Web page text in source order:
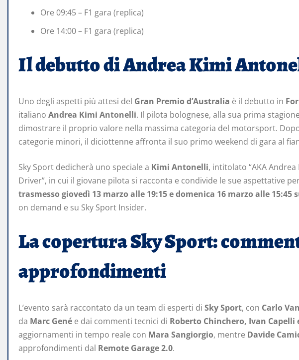
Ore 09:45 – F1 gara (replica)
Ore 14:00 – F1 gara (replica)
Il debutto di Andrea Kimi
Uno degli aspetti più attesi del Gran Premio d’Australia è il debutto in
italiano Andrea Kimi Antonelli. Il pilota bolognese, alla sua prima
dimostrare il proprio valore nella massima categoria del motorsport.
categorie minori, il diciottenne affronta il suo primo weekend di gara al
Sky Sport dedicherà uno speciale a Kimi Antonelli, intitolato “AKA
Driver”, in cui il giovane pilota si racconta e condivide le sue aspettative
trasmesso giovedì 13 marzo alle 19:15 e domenica 16 marzo alle 15:45
on demand e su Sky Sport Insider.
La copertura Sky Sport:
approfondimenti
L’evento sarà raccontato da un team di esperti di Sky Sport, con Carlo
da Marc Gené e dai commenti tecnici di Roberto Chinchero, Ivan Capelli
aggiornamenti in tempo reale con Mara Sangiorgio, mentre Davide
approfondimenti dal Remote Garage 2.0.